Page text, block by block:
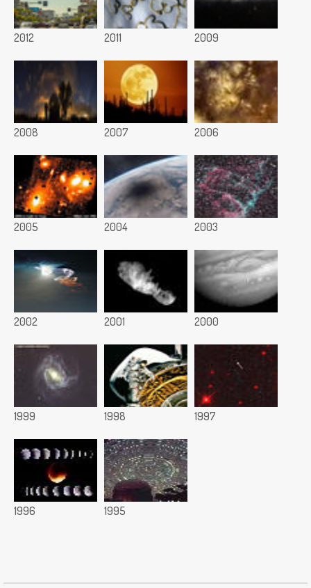
2012 2011 2009
2008 2007 2006
2005 2004 2003
2002 2001 2000
1999 1998 1997
1996 1995